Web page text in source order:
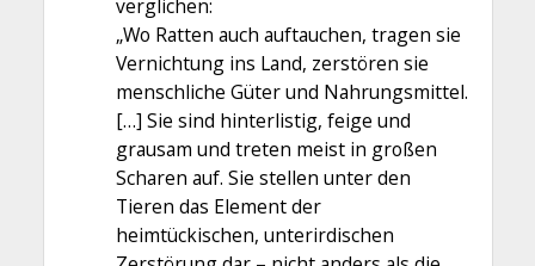
verglichen:
„Wo Ratten auch auftauchen, tragen sie
Vernichtung ins Land, zerstören sie
menschliche Güter und Nahrungsmittel.
[…] Sie sind hinterlistig, feige und
grausam und treten meist in großen
Scharen auf. Sie stellen unter den
Tieren das Element der
heimtückischen, unterirdischen